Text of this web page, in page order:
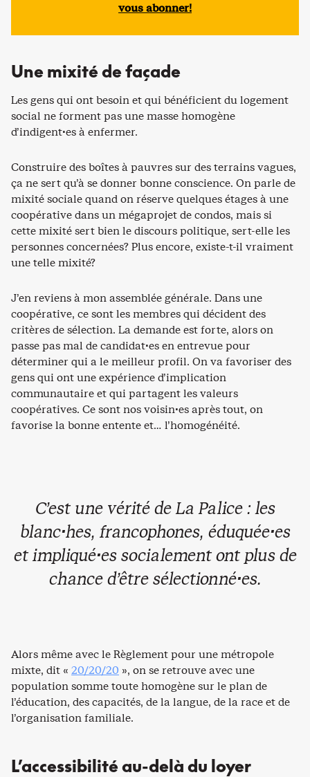
vous abonner!
Une mixité de façade
Les gens qui ont besoin et qui bénéficient du logement
social ne forment pas une masse homogène
d’indigent·es à enfermer.
Construire des boîtes à pauvres sur des terrains vagues,
ça ne sert qu’à se donner bonne conscience. On parle de
mixité sociale quand on réserve quelques étages à une
coopérative dans un mégaprojet de condos, mais si
cette mixité sert bien le discours politique, sert-elle les
personnes concernées? Plus encore, existe-t-il vraiment
une telle mixité?
J’en reviens à mon assemblée générale. Dans une
coopérative, ce sont les membres qui décident des
critères de sélection. La demande est forte, alors on
passe pas mal de candidat·es en entrevue pour
déterminer qui a le meilleur profil. On va favoriser des
gens qui ont une expérience d’implication
communautaire et qui partagent les valeurs
coopératives. Ce sont nos voisin·es après tout, on
favorise la bonne entente et… l’homogénéité.
C’est une vérité de La Palice : les
blanc·hes, francophones, éduquée·es
et impliqué·es socialement ont plus de
chance d’être sélectionné·es.
Alors même avec le Règlement pour une métropole
mixte, dit « 20/20/20 », on se retrouve avec une
population somme toute homogène sur le plan de
l’éducation, des capacités, de la langue, de la race et de
l’organisation familiale.
L’accessibilité au-delà du loyer